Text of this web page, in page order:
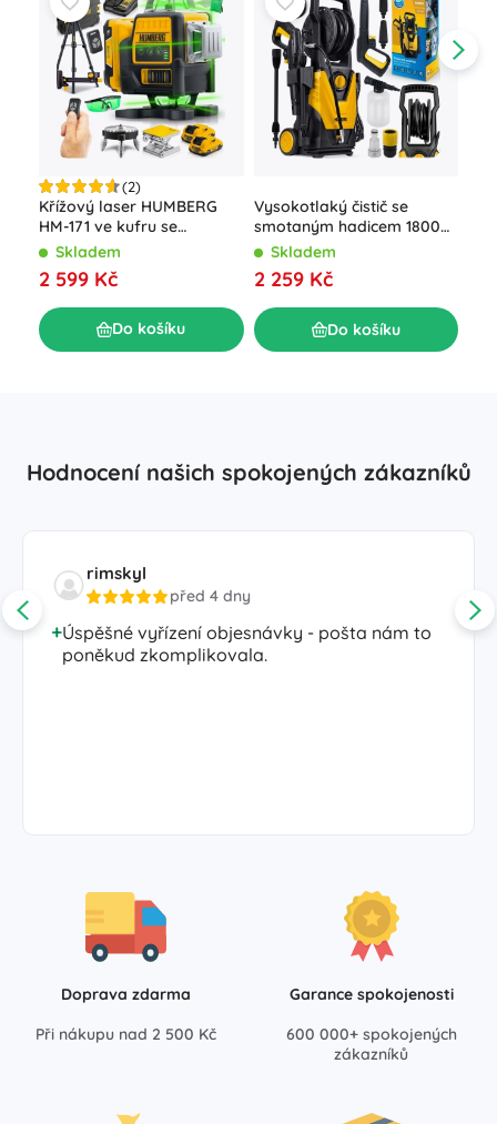
(2)
Křížový laser HUMBERG
HM-171 ve kufru se
stativem, 4D 16 linií, zelený
Skladem
2 599 Kč
Do košíku
Vysokotlaký čistič se
smotaným hadicem 1800
W Humberg HM-300, 230
Skladem
2 259 Kč
Do košíku
Hodnocení našich spokojených zákazníků
rimskyl
před 4 dny
Úspěšné vyřízení objesnávky - pošta nám to
poněkud zkomplikovala.
Doprava zdarma
Při nákupu nad 2 500 Kč
Garance spokojenosti
600 000+ spokojených
zákazníků